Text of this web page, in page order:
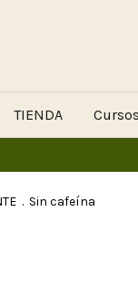
TIENDA
. Sin cafeína